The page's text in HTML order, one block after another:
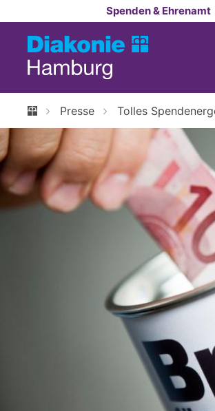
Zum Inhalt springenSpenden & Ehrenamt
Presse Tolles